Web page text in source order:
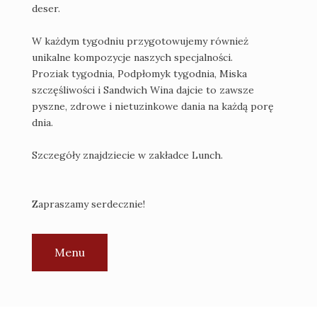
deser.
W każdym tygodniu przygotowujemy również
unikalne kompozycje naszych specjalności.
Proziak tygodnia, Podpłomyk tygodnia, Miska
szczęśliwości i Sandwich Wina dajcie to zawsze
pyszne, zdrowe i nietuzinkowe dania na każdą porę
dnia.
Szczegóły znajdziecie w zakładce Lunch.
Zapraszamy serdecznie!
Menu